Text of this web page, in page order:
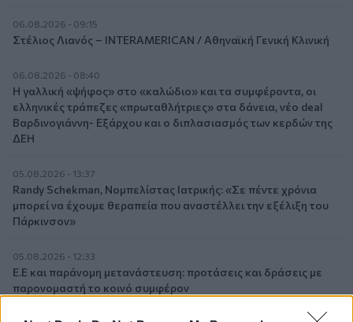
06.08.2026 - 09:15
Στέλιος Λιανός – INTERAMERICAN / Αθηναϊκή Γενική Κλινική
06.08.2026 - 08:40
Η γαλλική «ψήφος» στο «καλώδιο» και τα συμφέροντα, οι
ελληνικές τράπεζες «πρωταθλήτριες» στα δάνεια, νέο deal
Βαρδινογιάννη- Εξάρχου και ο διπλασιασμός των κερδών της
ΔΕΗ
05.08.2026 - 13:37
Randy Schekman, Νομπελίστας Ιατρικής: «Σε πέντε χρόνια
μπορεί να έχουμε θεραπεία που αναστέλλει την εξέλιξη του
Πάρκινσον»
05.08.2026 - 12:33
Ε.Ε και παράνομη μετανάστευση: προτάσεις και δράσεις με
παρονομαστή το κοινό συμφέρον